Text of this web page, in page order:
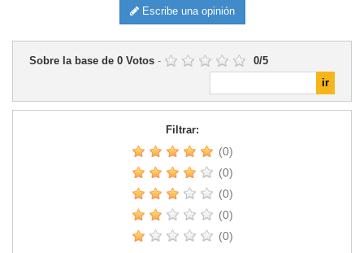
Escribe una opinión
Sobre la base de 0 Votos - 0/5
Filtrar:
(0)
(0)
(0)
(0)
(0)